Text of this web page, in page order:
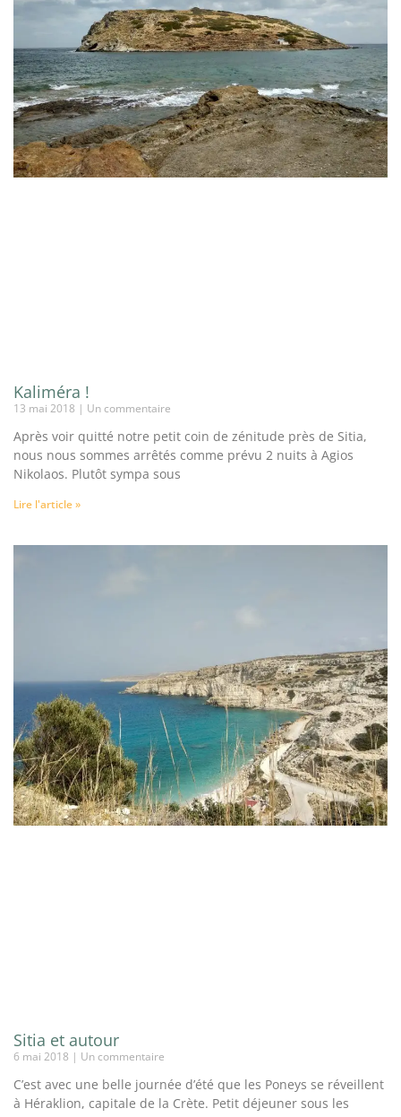
Kaliméra !
13 mai 2018 Un commentaire
Après voir quitté notre petit coin de zénitude près de Sitia,
nous nous sommes arrêtés comme prévu 2 nuits à Agios
Nikolaos. Plutôt sympa sous
Lire l'article »
Sitia et autour
6 mai 2018 Un commentaire
C’est avec une belle journée d’été que les Poneys se réveillent
à Héraklion, capitale de la Crète. Petit déjeuner sous les